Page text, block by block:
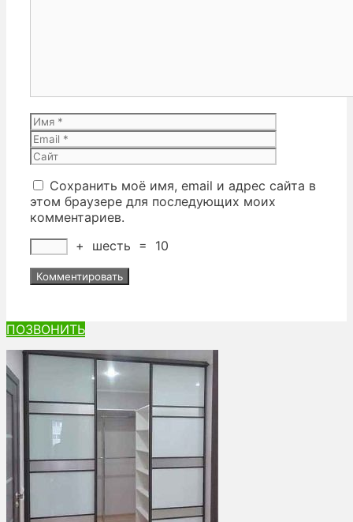
Имя
Сохранить моё имя, email и адрес сайта в
этом браузере для последующих моих
комментариев.
+
шесть = 10
ПОЗВОНИТЬ